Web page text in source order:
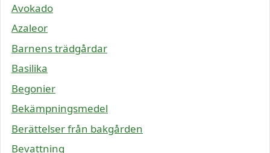
Avokado
Azaleor
Barnens trädgårdar
Basilika
Begonier
Bekämpningsmedel
Berättelser från bakgården
Bevattning